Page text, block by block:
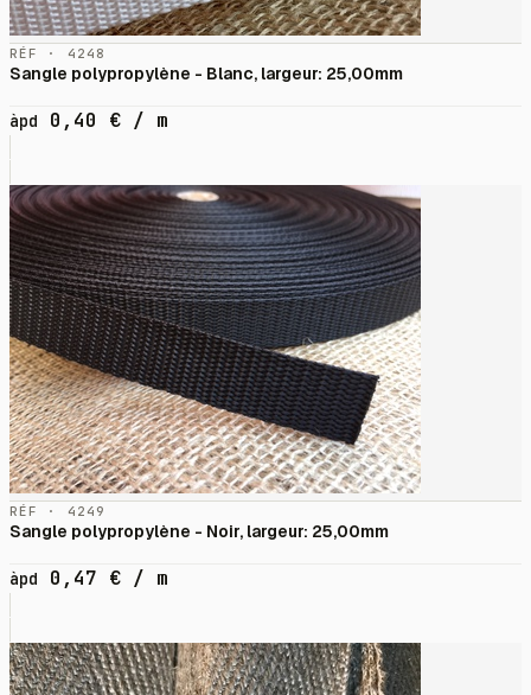
RÉF · 4248
Sangle polypropylène - Blanc, largeur: 25,00mm
àpd 0,40 € / m
RÉF · 4249
Sangle polypropylène - Noir, largeur: 25,00mm
àpd 0,47 € / m